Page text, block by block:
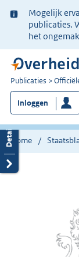
Ter
informatie:
Mogelijk
publicaties.
het
U
bent
nu
hier:
Publicaties
Inloggen
Home